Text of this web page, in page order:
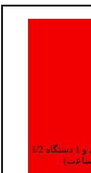
3 دستگاه بچینگ لیپهر(2دستگاه 1متری و 1 دستگاه 1/2